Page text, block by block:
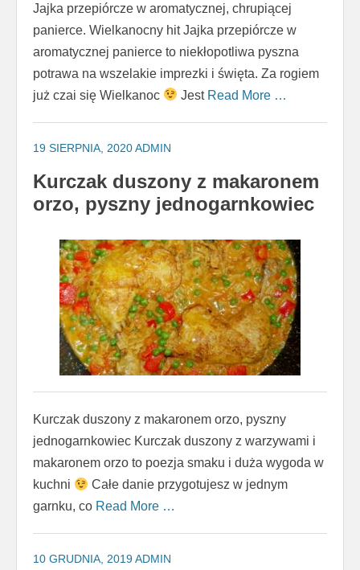
Jajka przepiórcze w aromatycznej, chrupiącej
panierce. Wielkanocny hit Jajka przepiórcze w
aromatycznej panierce to niekłopotliwa pyszna
potrawa na wszelakie imprezki i święta. Za rogiem
już czai się Wielkanoc
Jest Read More …
19 SIERPNIA, 2020ADMIN
Kurczak duszony z makaronem
orzo, pyszny jednogarnkowiec
Kurczak duszony z makaronem orzo, pyszny
jednogarnkowiec Kurczak duszony z warzywami i
makaronem orzo to poezja smaku i duża wygoda w
kuchni
Całe danie przygotujesz w jednym
garnku, co Read More …
10 GRUDNIA, 2019ADMIN